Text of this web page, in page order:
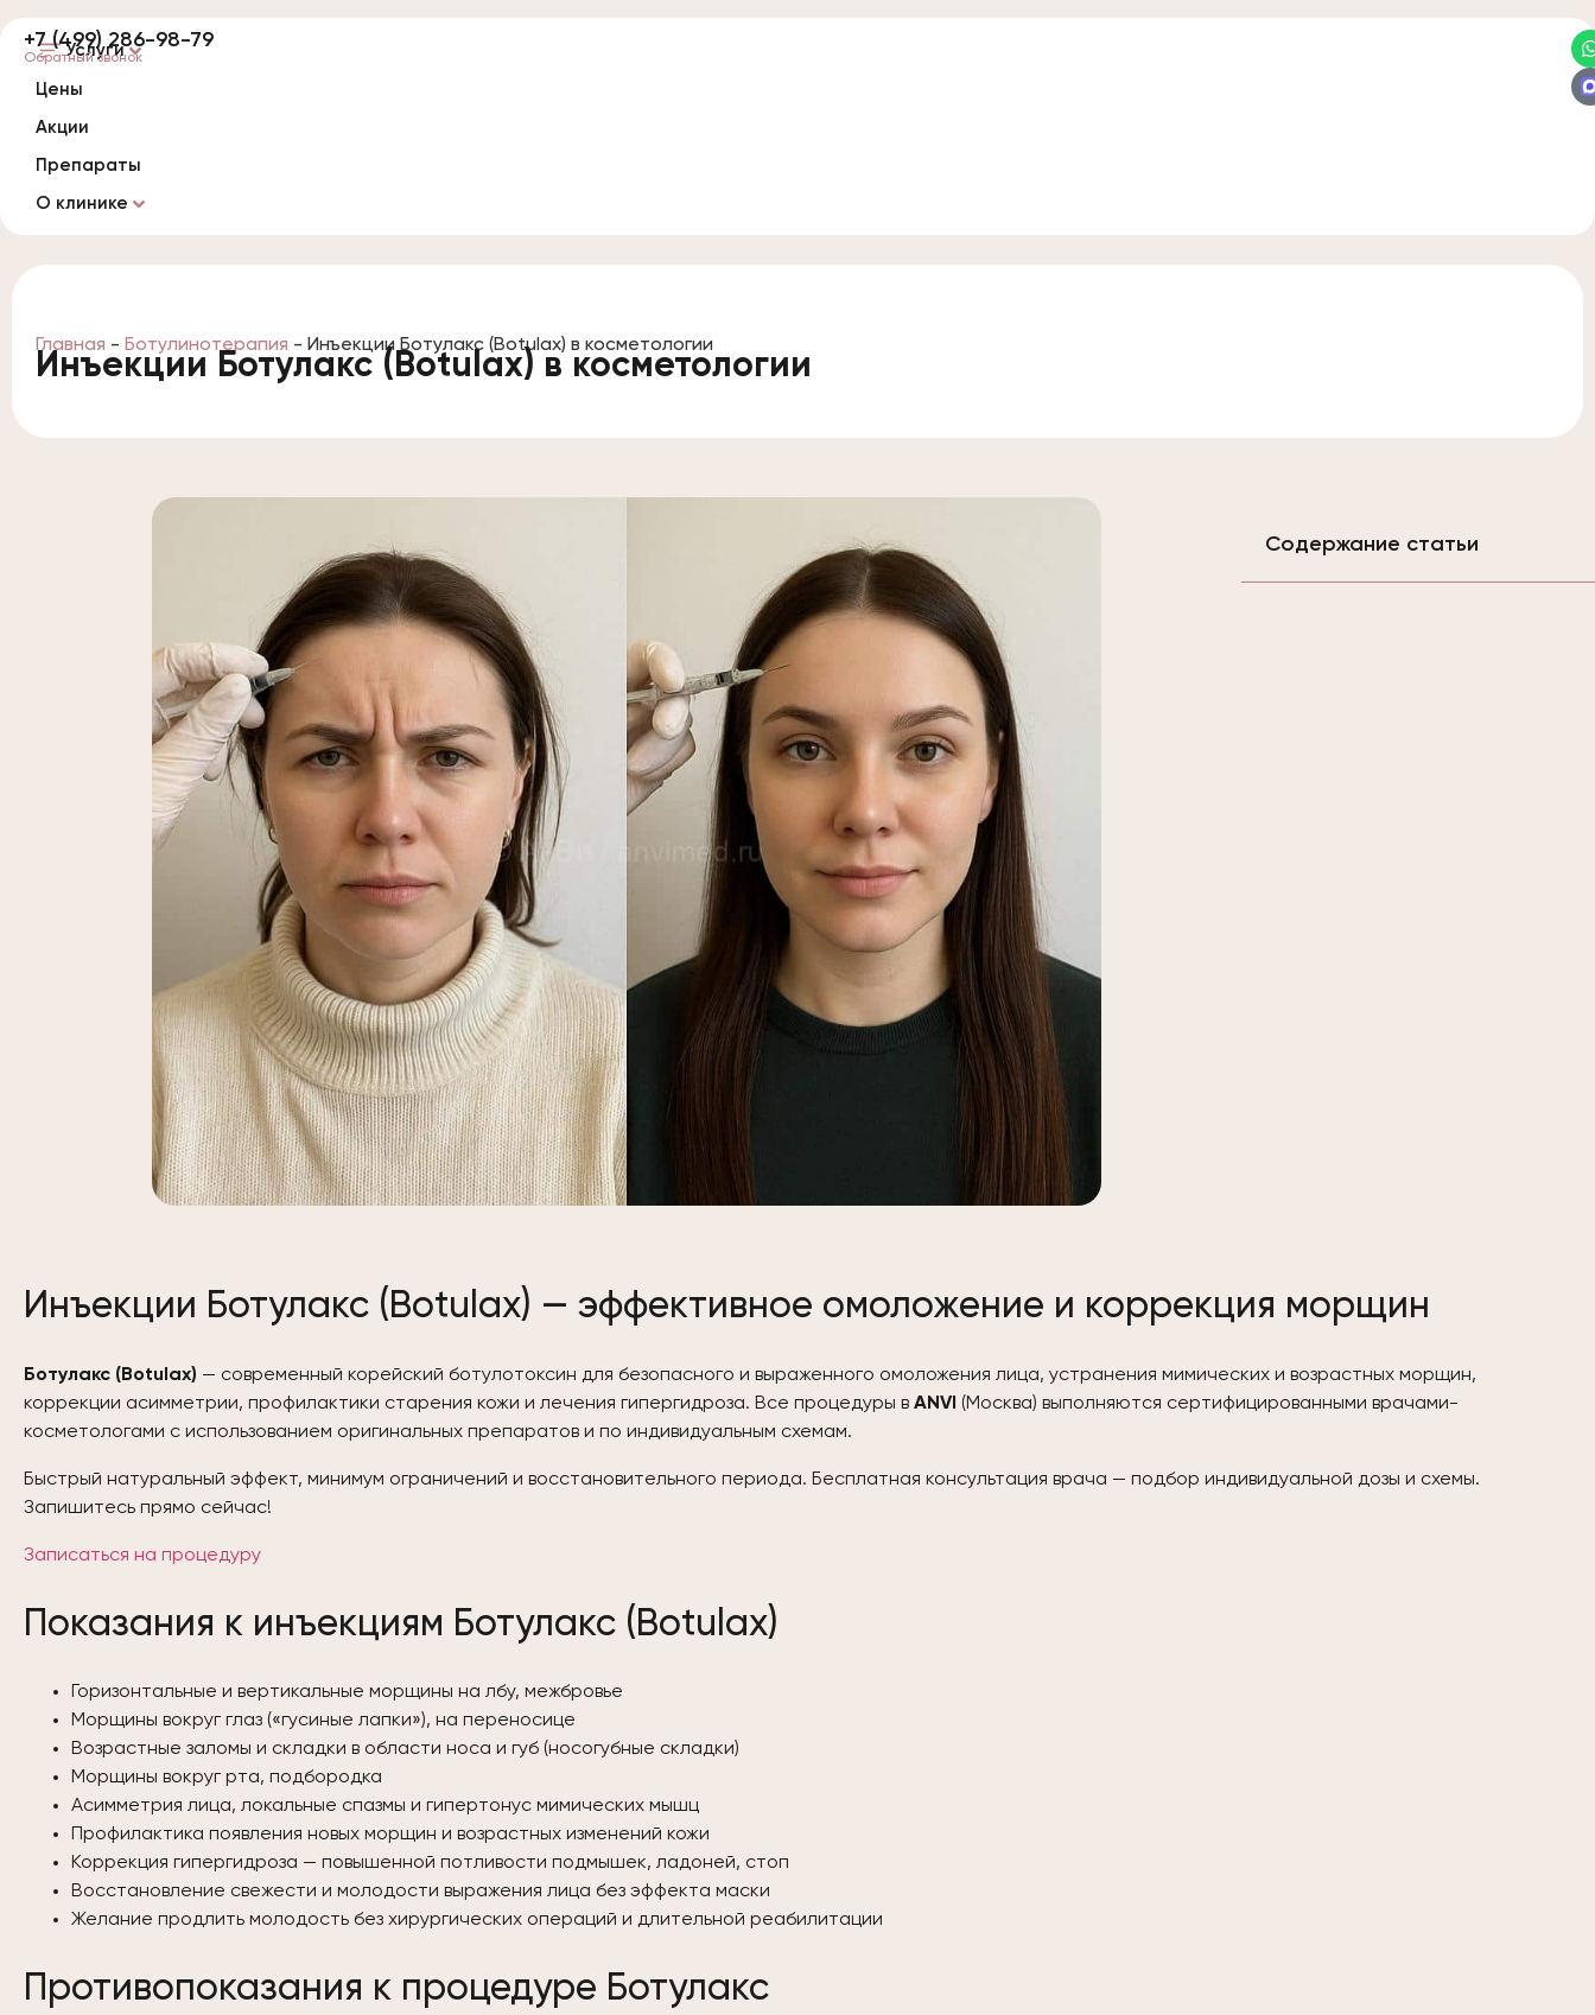
Услуги
Цены
Акции
Препараты
О клинике
+7 (499) 286-98-79
Обратный звонок
Главная - Ботулинотерапия - Инъекции Ботулакс (Botulax) в косметологии
Инъекции Ботулакс (Botulax) в косметологии
Содержание статьи
Инъекции Ботулакс (Botulax) — эффективное омоложение и коррекция морщин
Ботулакс (Botulax) — современный корейский ботулотоксин для безопасного и выраженного омоложения лица, устранения мимических и возрастных морщин,
коррекции асимметрии, профилактики старения кожи и лечения гипергидроза. Все процедуры в ANVI (Москва) выполняются сертифицированными врачами-
косметологами с использованием оригинальных препаратов и по индивидуальным схемам.
Быстрый натуральный эффект, минимум ограничений и восстановительного периода. Бесплатная консультация врача — подбор индивидуальной дозы и схемы.
Запишитесь прямо сейчас!
Записаться на процедуру
Показания к инъекциям Ботулакс (Botulax)
Горизонтальные и вертикальные морщины на лбу, межбровье
Морщины вокруг глаз («гусиные лапки»), на переносице
Возрастные заломы и складки в области носа и губ (носогубные складки)
Морщины вокруг рта, подбородка
Асимметрия лица, локальные спазмы и гипертонус мимических мышц
Профилактика появления новых морщин и возрастных изменений кожи
Коррекция гипергидроза — повышенной потливости подмышек, ладоней, стоп
Восстановление свежести и молодости выражения лица без эффекта маски
Желание продлить молодость без хирургических операций и длительной реабилитации
Противопоказания к процедуре Ботулакс